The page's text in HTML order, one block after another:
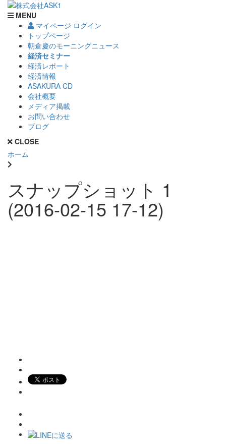
MENU
マイページ ログイン
トップページ
朝倉慶のモーニングニュース
経済セミナー
経済レポート
経済情報
ASAKURA CD
会社概要
メディア掲載
お問い合わせ
ブログ
CLOSE
ホーム
スナップショット 1
(2016-02-15 17-12)